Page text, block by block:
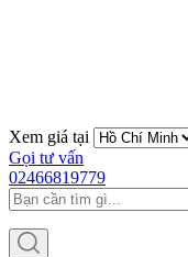
Xem giá tại
Gọi tư vấn
02466819779